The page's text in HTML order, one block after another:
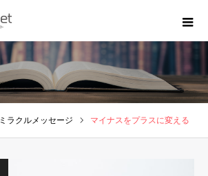
ミラクルメッセージ マイナスをプラスに変える